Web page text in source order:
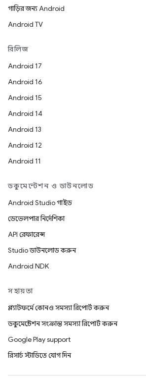
গাড়ির জন্য Android
Android TV
রিলিজ
Android 17
Android 16
Android 15
Android 14
Android 13
Android 12
Android 11
ডকুমেন্টেশন ও ডাউনলোড
Android Studio গাইড
ডেভেলপার নির্দেশিকা
API রেফারেন্স
Studio ডাউনলোড করুন
Android NDK
সহায়তা
প্ল্যাটফর্মে কোনও সমস্যা রিপোর্ট করুন
ডকুমেন্টেশন সংক্রান্ত সমস্যা রিপোর্ট করুন
Google Play support
রিসার্চ স্টাডিতে যোগ দিন